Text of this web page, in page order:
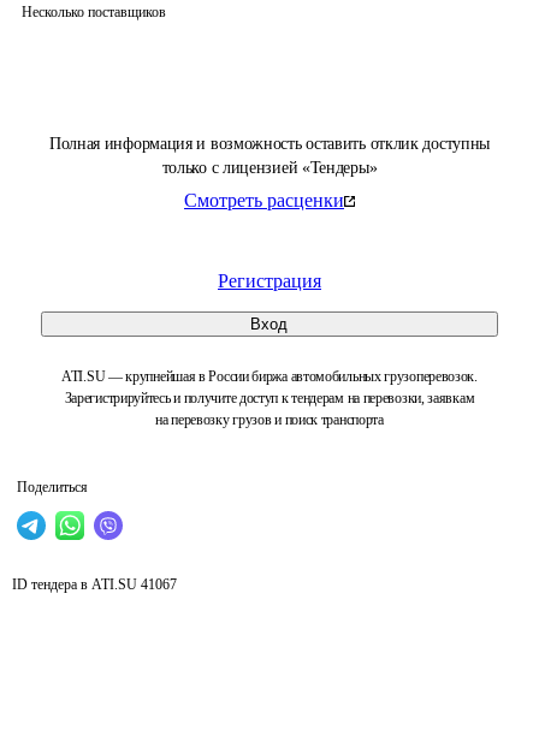
Полная информация и возможность оставить отклик доступны
только с лицензией «Тендеры»
Смотреть расценки
Регистрация
Вход
ATI.SU — крупнейшая в России биржа автомобильных грузоперевозок.
Зарегистрируйтесь и получите доступ к тендерам на перевозки, заявкам
на перевозку грузов и поиск транспорта
Поделиться
Несколько поставщиков
ID тендера в ATI.SU 41067